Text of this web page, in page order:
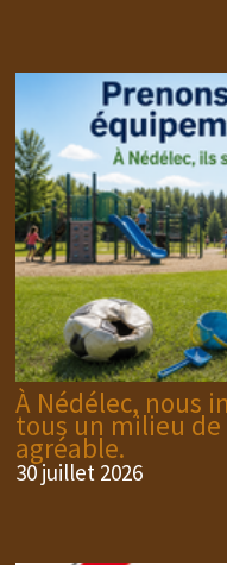
À Nédélec, nous
tous un milieu
agréable.
30 juillet 2026